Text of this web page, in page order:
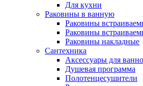
Для кухни
Раковины в ванную
Раковины
Раковины
Раковины накладные
Сантехника
Аксессуары для
Душевая программа
Полотенцесушители